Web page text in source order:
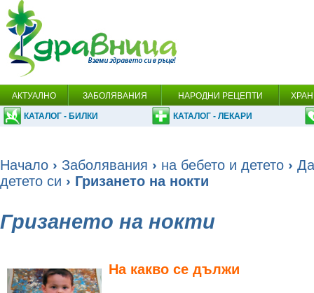
АКТУАЛНО ЗАБОЛЯВАНИЯ НАРОДНИ РЕЦЕПТИ
КАТАЛОГ - БИЛКИ КАТАЛОГ - ЛЕКАРИ
Начало › Заболявания › на бебето и детето ›
детето си › Гризането на нокти
Гризането на нокти
На какво се дължи